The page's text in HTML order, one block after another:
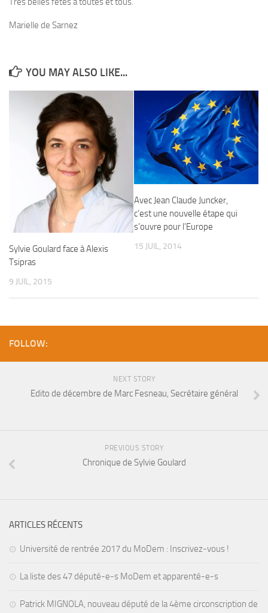
Marielle de Sarnez
YOU MAY ALSO LIKE...
Sylvie Goulard face à Alexis
Tsipras
9 JUIL, 2015
Avec Jean Claude Juncker,
c’est une nouvelle étape qui
s’ouvre pour l’Europe
15 JUIL, 2014
FOLLOW:
NEXT STORY
Edito de décembre de Marc Fesneau, Secrétaire général
PREVIOUS STORY
Chronique de Sylvie Goulard
ARTICLES RÉCENTS
Université de rentrée 2017 du MoDem : Inscrivez-vous !
La liste des 47 député-e-s MoDem et apparenté-e-s
Patrick MIGNOLA, nouveau député de la 4ème circonscription de